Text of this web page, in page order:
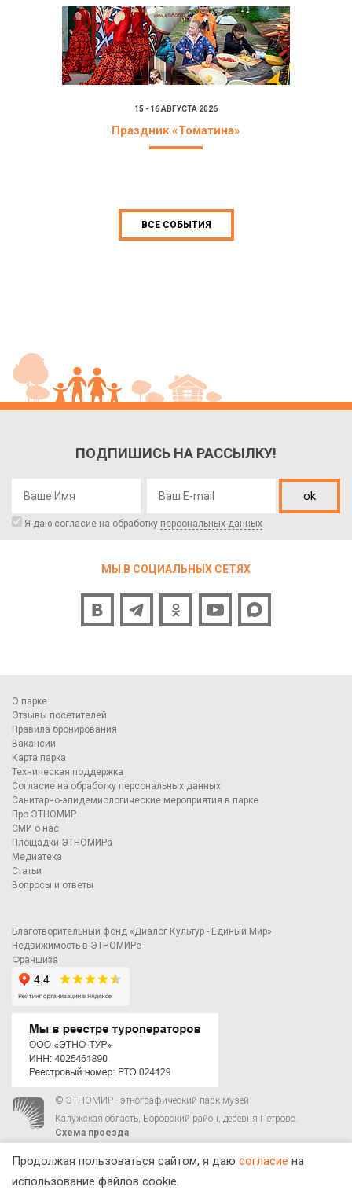
15 - 16 АВГУСТА 2026
Праздник «Томатина»
ВСЕ СОБЫТИЯ
ПОДПИШИСЬ НА РАССЫЛКУ!
ok
Я даю согласие на обработку персональных данных
МЫ В СОЦИАЛЬНЫХ СЕТЯХ
О парке
Отзывы посетителей
Правила бронирования
Вакансии
Карта парка
Техническая поддержка
Согласие на обработку персональных данных
Санитарно-эпидемиологические мероприятия в парке
Про ЭТНОМИР
СМИ о нас
Площадки ЭТНОМИРа
Медиатека
Статьи
Вопросы и ответы
Благотворительный фонд «Диалог Культур - Единый Мир»
Недвижимость в ЭТНОМИРе
Франшиза
© ЭТНОМИР - этнографический парк-музей
Калужская область, Боровский район, деревня Петрово.
Схема проезда
Продолжая пользоваться сайтом, я даю согласие на
использование файлов cookie.